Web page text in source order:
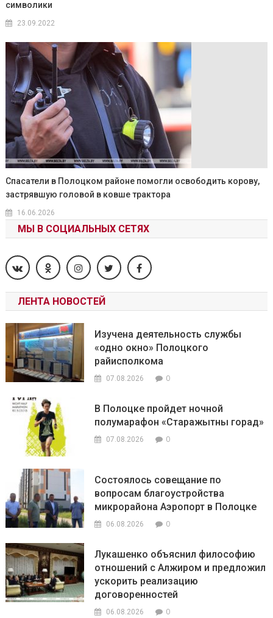
символики
23.09.2022
Спасатели в Полоцком районе помогли освободить корову,
застрявшую головой в ковше трактора
16.06.2026
МЫ В СОЦИАЛЬНЫХ СЕТЯХ
ЛЕНТА НОВОСТЕЙ
Изучена деятельность службы
«одно окно» Полоцкого
райисполкома
07.08.2026 0
В Полоцке пройдет ночной
полумарафон «Старажытны горад»
07.08.2026 0
Состоялось совещание по
вопросам благоустройства
микрорайона Аэропорт в Полоцке
06.08.2026 0
Лукашенко объяснил философию
отношений с Алжиром и предложил
ускорить реализацию
договоренностей
06.08.2026 0